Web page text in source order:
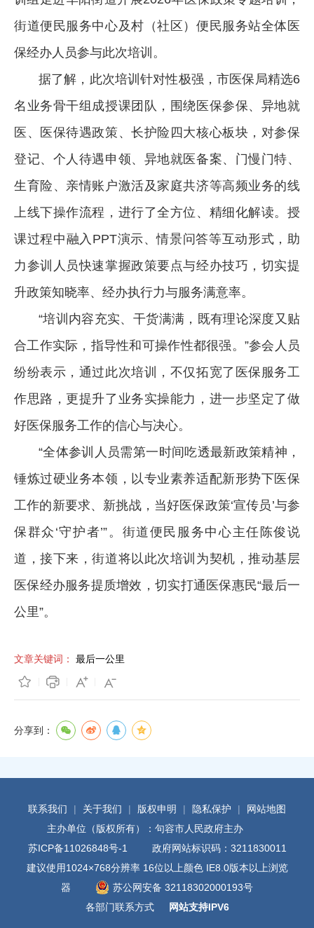
街道便民服务中心及村（社区）便民服务站全体医
保经办人员参与此次培训。
据了解，此次培训针对性极强，市医保局精选6
名业务骨干组成授课团队，围绕医保参保、异地就
医、医保待遇政策、长护险四大核心板块，对参保
登记、个人待遇申领、异地就医备案、门慢门特、
生育险、亲情账户激活及家庭共济等高频业务的线
上线下操作流程，进行了全方位、精细化解读。授
课过程中融入PPT演示、情景问答等互动形式，助
力参训人员快速掌握政策要点与经办技巧，切实提
升政策知晓率、经办执行力与服务满意率。
“培训内容充实、干货满满，既有理论深度又贴
合工作实际，指导性和可操作性都很强。”参会人员
纷纷表示，通过此次培训，不仅拓宽了医保服务工
作思路，更提升了业务实操能力，进一步坚定了做
好医保服务工作的信心与决心。
“全体参训人员需第一时间吃透最新政策精神，
锤炼过硬业务本领，以专业素养适配新形势下医保
工作的新要求、新挑战，当好医保政策‘宣传员’与参
保群众‘守护者’”。街道便民服务中心主任陈俊说
道，接下来，街道将以此次培训为契机，推动基层
医保经办服务提质增效，切实打通医保惠民“最后一
公里”。
文章关键词： 最后一公里
分享到：
联系我们 | 关于我们 | 版权申明 | 隐私保护 |
网站地图
主办单位（版权所有）：句容市人民政府主办
苏ICP备11026848号-1
政府网站标识码：3211830011
建议使用1024×768分辨率 16位以上颜色 IE8.0版本以上浏览
器
苏公网安备 32118302000193号
各部门联系方式
网站支持IPV6